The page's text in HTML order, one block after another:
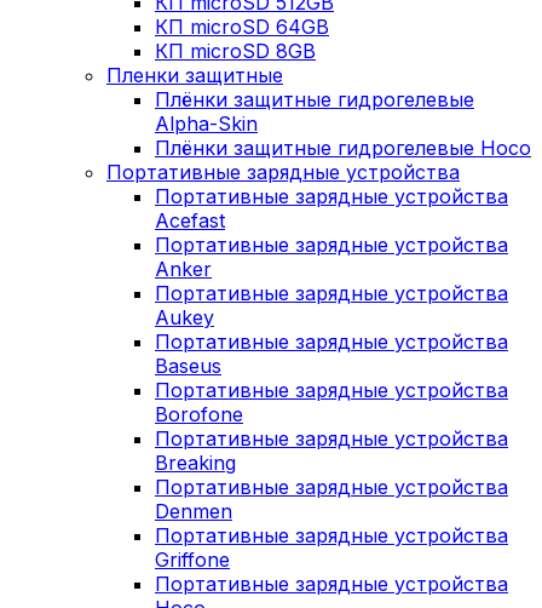
КП microSD 64GB
КП microSD 8GB
Пленки защитные
Плёнки защитные гидрогелевые
Alpha-Skin
Плёнки защитные гидрогелевые Hoco
Портативные зарядные устройства
Портативные зарядные устройства
Acefast
Портативные зарядные устройства
Anker
Портативные зарядные устройства
Aukey
Портативные зарядные устройства
Baseus
Портативные зарядные устройства
Borofone
Портативные зарядные устройства
Breaking
Портативные зарядные устройства
Denmen
Портативные зарядные устройства
Griffone
Портативные зарядные устройства